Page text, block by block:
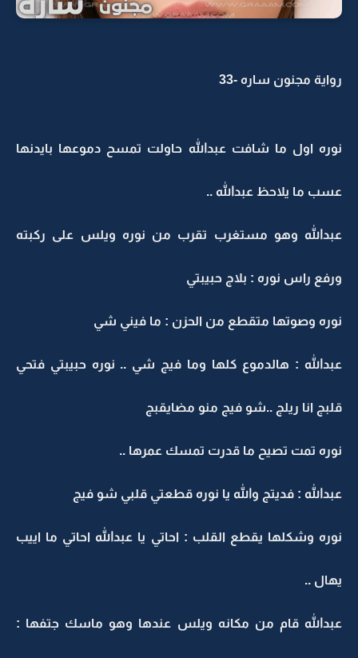
رواية مجنون ساره -33
نوره اول ما شافت عبدالله حاولت تمسح دموعها بايدنها
عسب ما يلاحظ عبدالله ..
عبدالله وهو مستغرب تقرب من نوره ويلس على ركبته
ورفع راس نوره : بلاج حبيبتي
نوره وصوتها متقطع من الحزن : ما فيني شي
عبدالله : هالدموع كلها وما فيج شي .. نوره حبيبتي فتحي
قلبج انا ريلج ..شو فيج منو مضايقبج
نوره تمت تصيح ما قدرت تمسك عمرها ..
عبدالله : فديتج والله يا نوره قطعتي قلبي شو فيج
نوره وشكلها يقطع القلب : احاتي يا عبدالله احاتي ما اييب
يهال ..
عبدالله قام من مكانه ويلس عندها وهو ماسك جتفها :